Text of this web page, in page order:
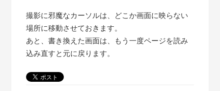
撮影に邪魔なカーソルは、どこか画面に映らない
場所に移動させておきます。
あと、書き換えた画面は、もう一度ページを読み
込み直すと元に戻ります。